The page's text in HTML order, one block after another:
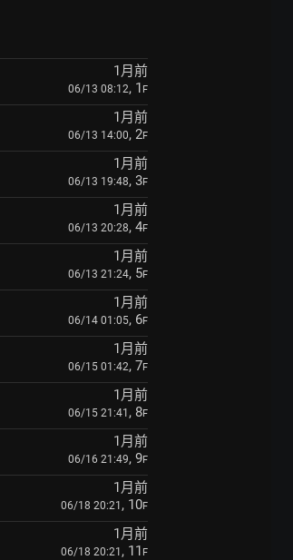
1月前
06/13 08:12, 1 F
1月前
06/13 14:00, 2F
1月前
06/13 19:48, 3F
1月前
06/13 20:28, 4F
1月前
06/13 21:24, 5F
1月前
06/14 01:05, 6F
1月前
06/15 01:42, 7F
1月前
06/15 21:41 , 8F
1月前
06/16 21:49, 9F
1月前
06/18 20:21 , 10F
1月前
06/18 20:21 , 11 F